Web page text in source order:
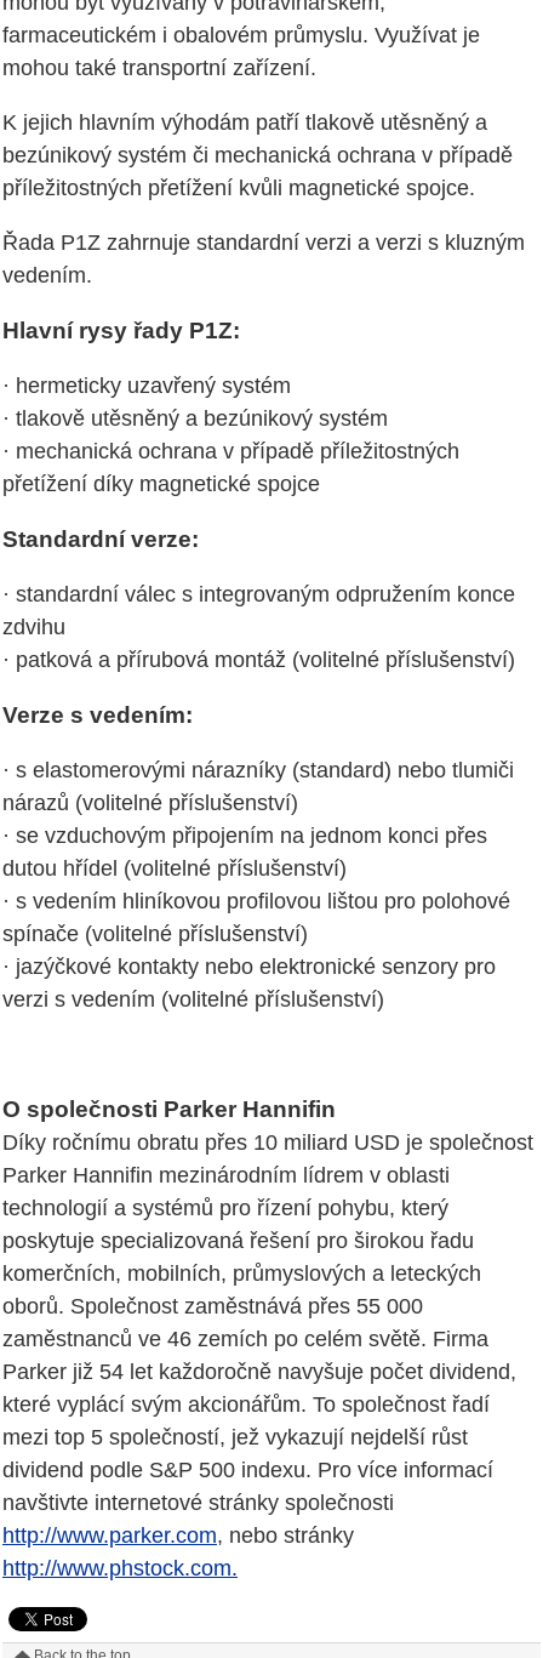
farmaceutickém i obalovém průmyslu. Využívat je
mohou také transportní zařízení.
K jejich hlavním výhodám patří tlakově utěsněný a
bezúnikový systém či mechanická ochrana v případě
příležitostných přetížení kvůli magnetické spojce.
Řada P1Z zahrnuje standardní verzi a verzi s kluzným
vedením.
Hlavní rysy řady P1Z:
· hermeticky uzavřený systém
· tlakově utěsněný a bezúnikový systém
· mechanická ochrana v případě příležitostných
přetížení díky magnetické spojce
Standardní verze:
· standardní válec s integrovaným odpružením konce
zdvihu
· patková a přírubová montáž (volitelné příslušenství)
Verze s vedením:
· s elastomerovými nárazníky (standard) nebo tlumiči
nárazů (volitelné příslušenství)
· se vzduchovým připojením na jednom konci přes
dutou hřídel (volitelné příslušenství)
· s vedením hliníkovou profilovou lištou pro polohové
spínače (volitelné příslušenství)
· jazýčkové kontakty nebo elektronické senzory pro
verzi s vedením (volitelné příslušenství)
O společnosti Parker Hannifin
Díky ročnímu obratu přes 10 miliard USD je společnost
Parker Hannifin mezinárodním lídrem v oblasti
technologií a systémů pro řízení pohybu, který
poskytuje specializovaná řešení pro širokou řadu
komerčních, mobilních, průmyslových a leteckých
oborů. Společnost zaměstnává přes 55 000
zaměstnanců ve 46 zemích po celém světě. Firma
Parker již 54 let každoročně navyšuje počet dividend,
které vyplácí svým akcionářům. To společnost řadí
mezi top 5 společností, jež vykazují nejdelší růst
dividend podle S&P 500 indexu. Pro více informací
navštivte internetové stránky společnosti
http://www.parker.com, nebo stránky
http://www.phstock.com.